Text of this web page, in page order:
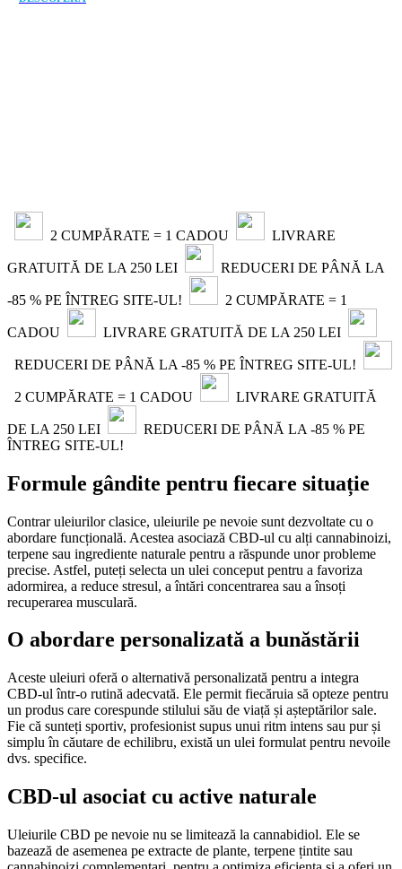
2 CUMPĂRATE = 1 CADOU LIVRARE
GRATUITĂ DE LA 250 LEI REDUCERI DE PÂNĂ LA
-85 % PE ÎNTREG SITE-UL! 2 CUMPĂRATE = 1
CADOU LIVRARE GRATUITĂ DE LA 250 LEI
REDUCERI DE PÂNĂ LA -85 % PE ÎNTREG SITE-UL!
2 CUMPĂRATE = 1 CADOU LIVRARE GRATUITĂ
DE LA 250 LEI
REDUCERI DE PÂNĂ LA -85 % PE
ÎNTREG SITE-UL!
Formule gândite pentru fiecare situație
Contrar uleiurilor clasice, uleiurile pe nevoie sunt dezvoltate cu o
abordare funcțională. Acestea asociază CBD-ul cu alți cannabinoizi,
terpene sau ingrediente naturale pentru a răspunde unor probleme
precise. Astfel, puteți selecta un ulei conceput pentru a favoriza
adormirea, a reduce stresul, a întări concentrarea sau a însoți
recuperarea musculară.
O abordare personalizată a bunăstării
Aceste uleiuri oferă o alternativă personalizată pentru a integra
CBD-ul într-o rutină adecvată. Ele permit fiecăruia să opteze pentru
un produs care corespunde stilului său de viață și așteptărilor sale.
Fie că sunteți sportiv, profesionist supus unui ritm intens sau pur și
simplu în căutare de echilibru, există un ulei formulat pentru nevoile
dvs. specifice.
CBD-ul asociat cu active naturale
Uleiurile CBD pe nevoie nu se limitează la cannabidiol. Ele se
bazează de asemenea pe extracte de plante, terpene țintite sau